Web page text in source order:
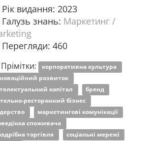
Рік видання: 2023
Галузь знань: Маркетинг /
Перегляди: 460
Прімітки: корпоративна культура
розвиток
капітал
бренд
ресторанний бізнес
маркетингові комунікації
споживача
торгівля
соціальні мережі